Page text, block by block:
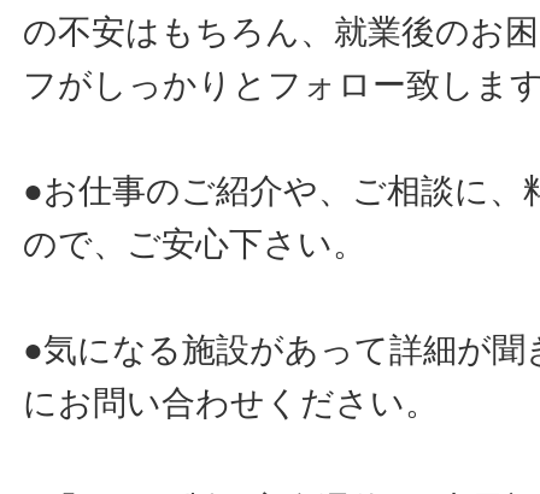
の不安はもちろん、就業後のお
フがしっかりとフォロー致しま
●お仕事のご紹介や、ご相談に
ので、ご安心下さい。
●気になる施設があって詳細が
にお問い合わせください。